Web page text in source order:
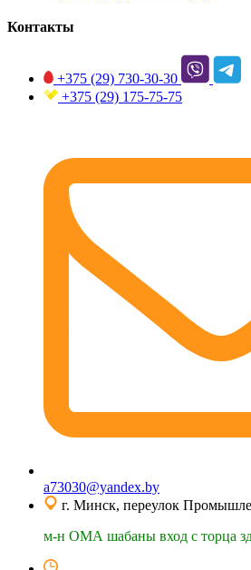
Контакты
+375 (29) 730-30-30
+375 (29) 175-75-75
a73030@yandex.by
г. Минск, переулок
м-н ОМА шабаны вход с торца